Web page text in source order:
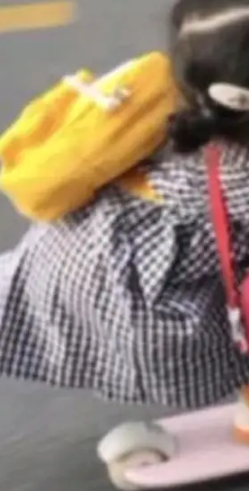
V3 格式。
中心开幕。本届大会
量创新联盟主办，以
生时代的质量新范
室走向规模化产业落地
2026智能研发生产力
云测的Testin XAge
领域代表产品。对CI
：AI测试正在从效率
设施。 CIO面对的新
虑清单上多了两项：
应用安全地从PoC走
队跟得上AI应用...
篇关于 ADT
不去了。Alex Fedos
石"。 他说的东西不新
），尤其是和类型
了一件事：这不是类
编码的思维方式。 文
一个网站的深色主题
空字段来表示——bool
的默认模式、浅
生大量无意义的组
、全 null 了。要知道
得靠"文档、校验、或
Rust 的 enum，两个
AI 平台 Clou
项目 Cloudflare O
你会觉得这是又一
"——每个大厂都在
Varda 在 Twitte
我们发布了 Cloudfla
天机器人，跟其他所
过，实际上它不一
重制版，我十年前的
这次它构建在 Cloudf
年时间搭建的平台
基本上是我十年秘密
可自托管的分
队推出了最新开源项
器上运行 Cloudflare
的守护进程。 设
一个独立的 SQLite
到你自己的 S3 兼容
这个存储库协调——
议。每个对象自带一
分片构建，单个数据
设计层面就被消除
几乎不占资源。当 cel
S3 恢复 SQLite 数据
/AI榜：vivo夺
Galaxy Z系列
于存储等硬件成本暴
过啊，新机速度明显
。新机参数规格除开
Z Fold8 Ultra / Z
要么是中低端机器，
Note 17、REDMI No
么是vivo X300 E这
项目——DeltaDB，一
每一次编辑操作的版
Access 阶段。 De